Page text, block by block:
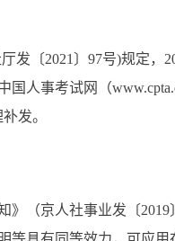
〔2021〕97号)规定，
国人事考试网（
发。
（京人社事业发〔2019